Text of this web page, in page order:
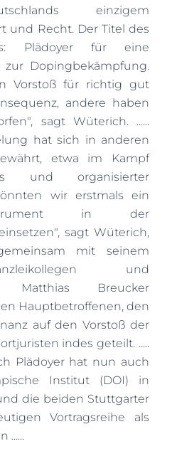
einzigem
und Recht. Der Titel des
Plädoyer für eine
zur Dopingbekämpfung.
Vorstoß für richtig gut
andere haben
sagt Wüterich. ......
hat sich in anderen
etwa im Kampf
und organisierter
wir erstmals ein
in der
sagt Wüterich,
mit seinem
und
Matthias Breucker
Hauptbetroffenen, den
auf den Vorstoß der
indes geteilt. .....
Plädoyer hat nun auch
Institut (DOI) in
die beiden Stuttgarter
Vortragsreihe als
......